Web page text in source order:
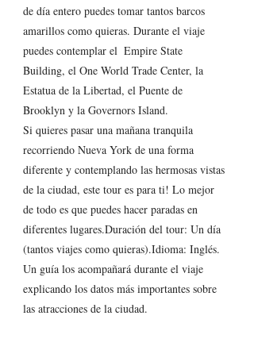
de día entero puedes tomar tantos barcos
amarillos como quieras. Durante el viaje
puedes contemplar el  Empire State
Building, el One World Trade Center, la
Estatua de la Libertad, el Puente de
Brooklyn y la Governors Island.
Si quieres pasar una mañana tranquila
recorriendo Nueva York de una forma
diferente y contemplando las hermosas vistas
de la ciudad, este tour es para ti! Lo mejor
de todo es que puedes hacer paradas en
diferentes lugares.Duración del tour: Un día
(tantos viajes como quieras).Idioma: Inglés.
Un guía los acompañará durante el viaje
explicando los datos más importantes sobre
las atracciones de la ciudad.